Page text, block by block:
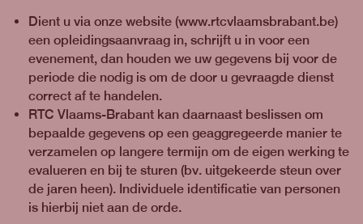
Dient u via onze website (www.rtcvlaamsbrabant.be)
een opleidingsaanvraag in, schrijft u in voor een
evenement, dan houden we uw gegevens bij voor de
periode die nodig is om de door u gevraagde dienst
correct af te handelen.
RTC Vlaams-Brabant kan daarnaast beslissen om
bepaalde gegevens op een geaggregeerde manier te
verzamelen op langere termijn om de eigen werking te
evalueren en bij te sturen (bv. uitgekeerde steun over
de jaren heen). Individuele identificatie van personen
is hierbij niet aan de orde.